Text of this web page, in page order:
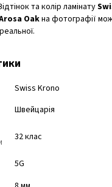
та колір ламінату
Oakна фотографії
Swiss Krono
Швейцарія
32 клас
5G